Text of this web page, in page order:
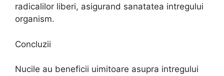
radicalilor liberi, asigurand sanatatea intregului
organism.
Concluzii
Nucile au beneficii uimitoare asupra intregului